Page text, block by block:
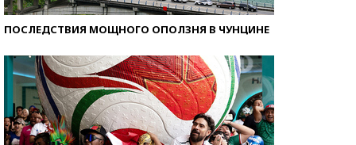
ПОСЛЕДСТВИЯ МОЩНОГО ОПОЛЗНЯ В ЧУНЦИНЕ